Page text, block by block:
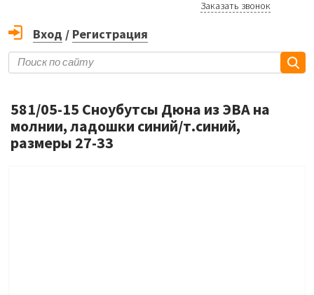
Заказать звонок
Вход / Регистрация
581/05-15 Сноубутсы Дюна из ЭВА на
молнии, ладошки синий/т.синий,
размеры 27-33